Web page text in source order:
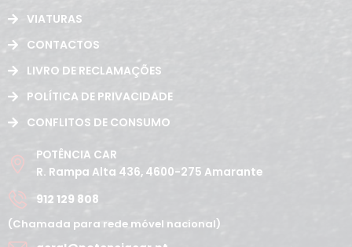
VIATURAS
CONTACTOS
LIVRO DE RECLAMAÇÕES
POLÍTICA DE PRIVACIDADE
CONFLITOS DE CONSUMO
POTÊNCIA CAR
R. Rampa Alta 436, 4600-275 Amarante
912 129 808
(Chamada para rede móvel nacional)